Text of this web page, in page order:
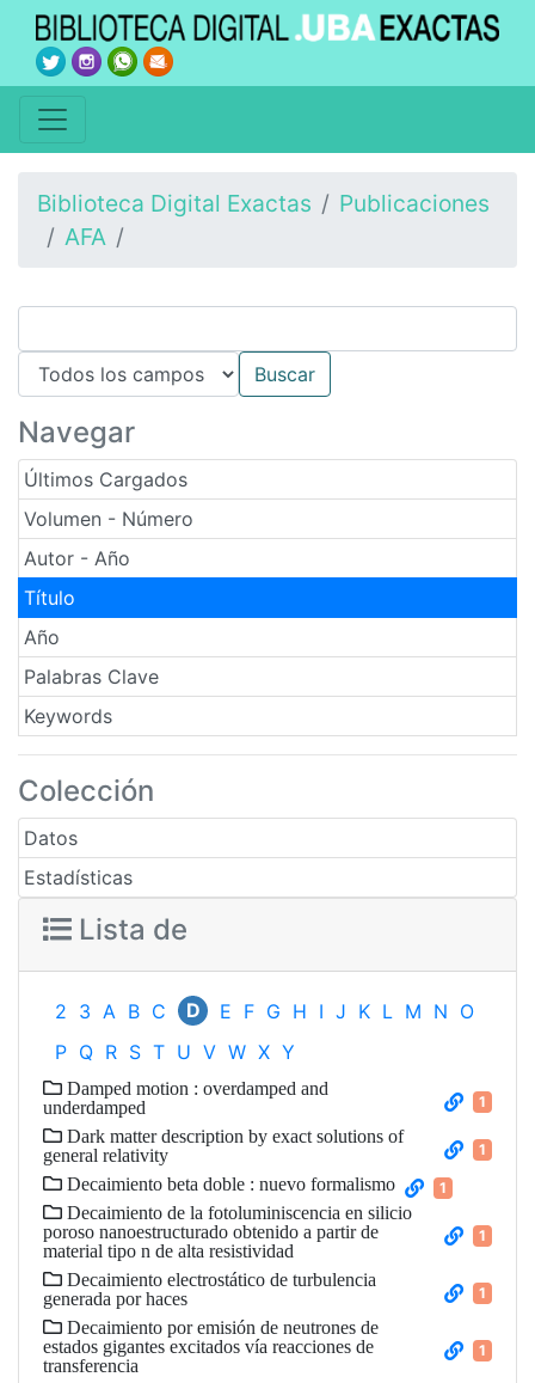
Biblioteca Digital Exactas
Publicaciones
AFA
Navegar
Últimos Cargados
Volumen - Número
Autor - Año
Título
Año
Palabras Clave
Keywords
Colección
Datos
Estadísticas
Lista de
2 3 A B C D E F G H I J K L M N O
P Q R S T U V W X Y
Damped motion : overdamped and
underdamped
1
Dark matter description by exact solutions of
general relativity
1
Decaimiento beta doble : nuevo formalismo 1
Decaimiento de la fotoluminiscencia en silicio
poroso nanoestructurado obtenido a partir de
material tipo n de alta resistividad
1
Decaimiento electrostático de turbulencia
generada por haces
1
Decaimiento por emisión de neutrones de
estados gigantes excitados vía reacciones de
transferencia
1